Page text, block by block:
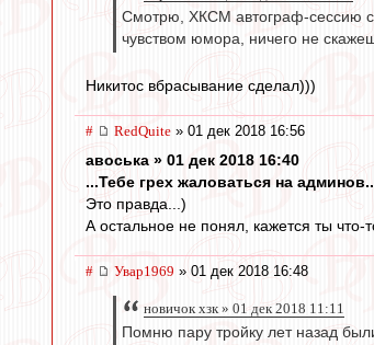
Смотрю, ХКСМ автограф-сессию
чувством юмора, ничего не
Никитос вбрасывание сделал)))
# RedQuite » 01 дек 2018 16:56
авоська » 01 дек 2018 16:40
...Тебе грех жаловаться на
Это правда...)
А остальное не понял, кажется ты что-
# Увар1969 » 01 дек 2018 16:48
новичок хзк » 01 дек 2018 11:11
Помню пару тройку лет назад